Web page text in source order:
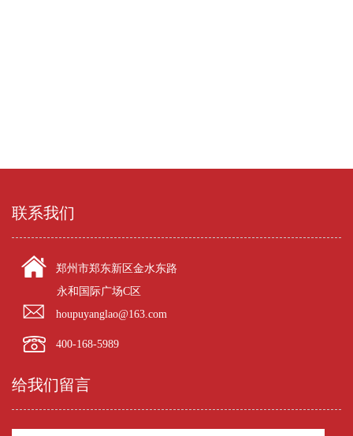
联系我们
郑州市郑东新区金水东路
永和国际广场C区
houpuyanglao@163.com
400-168-5989
给我们留言